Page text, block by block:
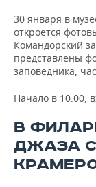
30 января в
откроется
Командорский
представлены
заповедника,
Начало в 10.00,
В
ДЖАЗА